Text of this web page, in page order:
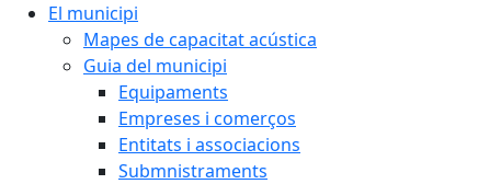
El municipi
Mapes de capacitat acústica
Guia del municipi
Equipaments
Empreses i comerços
Entitats i associacions
Submnistraments